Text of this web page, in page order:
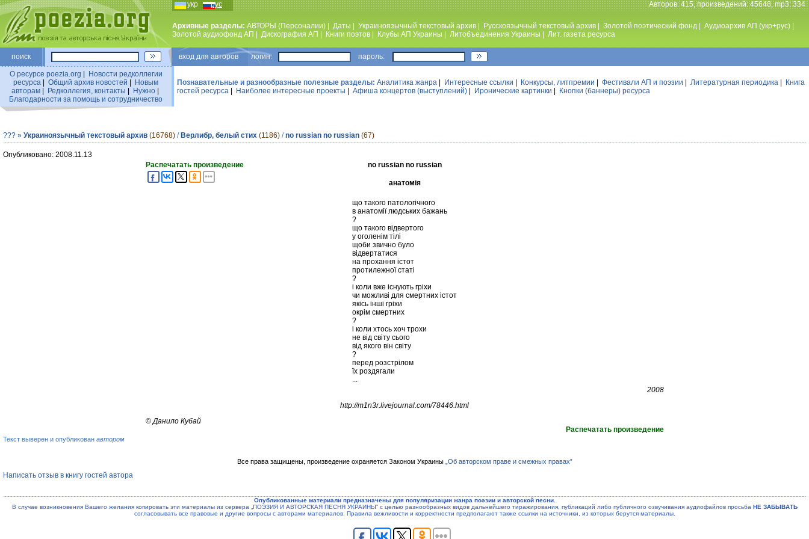
укр рус Авторов: 415, произведений: 45648, mp3: 334
Архивные разделы: АВТОРЫ (Персоналии) Даты Украиноязычный текстовый архив Русскоязычный текстовый архив Золотой поэтический фонд Аудиоархив АП (укр+рус)
Золотой аудиофонд АП
Дискография АП Книги поэтов Клубы АП Украины Литобъединения Украины Лит. газета ресурса
поиск вход для авторов логин: пароль:
О ресурсе poezia.org
Новости редколлегии
ресурса
Общий архив новостей
Новым
авторам| Редколлегия, контакты Нужно|
Благодарности за помощь и сотрудничество
Познавательные и разнообразные полезные разделы: Аналитика жанра Интересные ссылки Конкурсы, литпремии Фестивали АП и поэзии Литературная периодика
Книга
гостей ресурса
Наиболее интересные проекты Афиша концертов (выступлений) Иронические картинки Кнопки (баннеры) ресурса
??? » Украиноязычный текстовый архив (16768) / Верлибр, белый стих (1186) /no russian no russian (67)
Опубликовано: 2008.11.13
Распечатать произведение
no russian no russian
анатомія
що такого патологічного
в анатомії людських бажань
?
що такого відвертого
у оголенім тілі
щоби звично було
відвертатися
на прохання істот
протилежної статі
?
і коли вже існують гріхи
чи можливі для смертних істот
якісь інші гріхи
окрім смертних
?
і коли хтось хоч трохи
не від світу сього
від якого він світу
?
перед розстрілом
їх роздягали
...
2008
http://m1n3r.livejournal.com/78446.html
©Данило Кубай
Распечатать произведение
Текст выверен и опубликован автором
Все права защищены, произведение охраняется Законом Украины „Об авторском праве и смежных правах”
Написать отзыв в книгу гостей автора
Опубликованные материали предназначены для популяризации жанра поэзии и авторской песни.
В случае возникновения Вашего желания копировать эти материалы из сервера „ПОЭЗИЯ И АВТОРСКАЯ ПЕСНЯ УКРАИНЫ” с целью разнообразных видов дальнейшего тиражирования, публикаций либо публичного озвучивания аудиофайлов просьба НЕ ЗАБЫВАТЬ
согласовывать все правовые и другие вопросы с авторами материалов. Правила вежливости и корректности предполагают также ссылки на источники, из которых берутся материалы.